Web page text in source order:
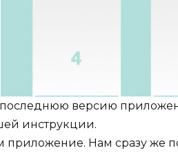
последнюю версию
инструкции.
приложение. Нам сразу же